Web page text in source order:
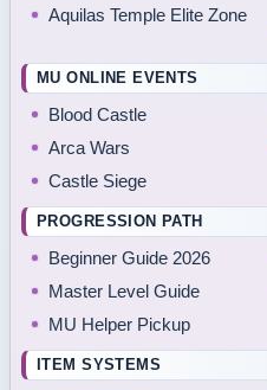
Aquilas Temple Elite Zone
MU ONLINE EVENTS
Blood Castle
Arca Wars
Castle Siege
PROGRESSION PATH
Beginner Guide 2026
Master Level Guide
MU Helper Pickup
ITEM SYSTEMS